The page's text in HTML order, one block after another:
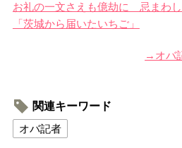
お礼の一文さえも億劫に 忌まわ
「茨城から届いたいちご」
→オバ
関連キーワード
オバ記者